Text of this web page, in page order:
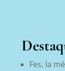
Fes, la